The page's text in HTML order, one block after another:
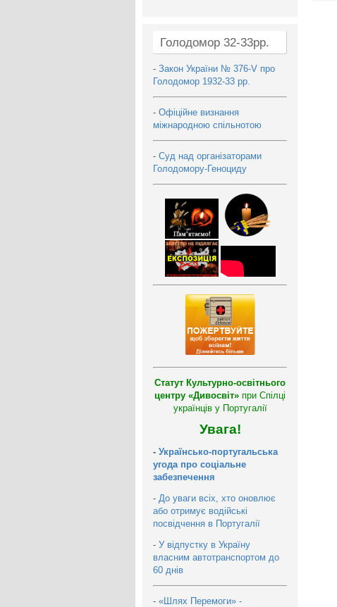
Голодомор 32-33рр.
- Закон України № 376-V про
Голодомор 1932-33 рр.
- Офіційне визнання
міжнародною спільнотою
- Суд над організаторами
Голодомору-Геноциду
Статут Культурно-освітнього
центру «Дивосвіт» при Спілці
українців у Португалії
Увага!
- Українсько-португальська
угода про соціальне
забезпечення
- До уваги всіх, хто оновлює
або отримує водійські
посвідчення в Португалії
- У відпустку в Україну
власним автотранспортом до
60 днів
- «Шлях Перемоги» -